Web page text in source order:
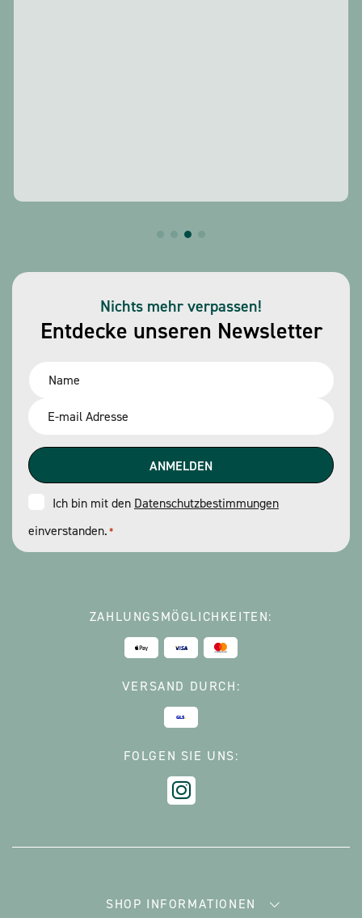
Entdecke unseren Newsletter
Nichts mehr verpassen!
Name
Email
Consent
*
Ich bin mit den Datenschutzbestimmungen
einverstanden.*
ZAHLUNGSMÖGLICHKEITEN:
VERSAND DURCH:
FOLGEN SIE UNS:
SHOP INFORMATIONEN